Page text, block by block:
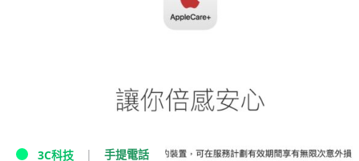
3C科技 手提電話